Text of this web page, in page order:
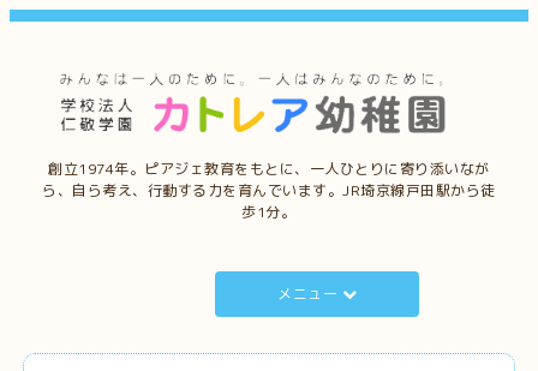
創立1974年。ピアジェ教育をもとに、一人ひとりに寄り添いなが
ら、自ら考え、行動する力を育んでいます。JR埼京線戸田駅から徒
歩1分。
メニュー